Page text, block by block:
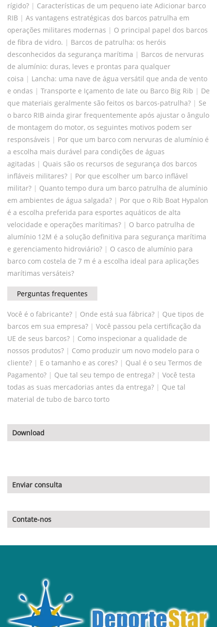
rígido? | Características de um pequeno iate Adicionar barco
RIB | As vantagens estratégicas dos barcos patrulha em
operações militares modernas | O principal papel dos barcos
de fibra de vidro. | Barcos de patrulha: os heróis
desconhecidos da segurança marítima | Barcos de nervuras
de alumínio: duras, leves e prontas para qualquer
coisa | Lancha: uma nave de água versátil que anda de vento
e ondas | Transporte e Içamento de Iate ou Barco Big Rib | De
que materiais geralmente são feitos os barcos-patrulha? | Se
o barco RIB ainda girar frequentemente após ajustar o ângulo
de montagem do motor, os seguintes motivos podem ser
responsáveis | Por que um barco com nervuras de alumínio é
a escolha mais durável para condições de águas
agitadas | Quais são os recursos de segurança dos barcos
infláveis ​​militares? | Por que escolher um barco inflável
militar? | Quanto tempo dura um barco patrulha de alumínio
em ambientes de água salgada? | Por que o Rib Boat Hypalon
é a escolha preferida para esportes aquáticos de alta
velocidade e operações marítimas? | O barco patrulha de
alumínio 12M é a solução definitiva para segurança marítima
e gerenciamento hidroviário? | O casco de alumínio para
barco com costela de 7 m é a escolha ideal para aplicações
marítimas versáteis?
Perguntas frequentes
Você é o fabricante? | Onde está sua fábrica? | Que tipos de
barcos em sua empresa? | Você passou pela certificação da
UE de seus barcos? | Como inspecionar a qualidade de
nossos produtos? | Como produzir um novo modelo para o
cliente? | E o tamanho e as cores? | Qual é o seu Termos de
Pagamento? | Que tal seu tempo de entrega? | Você testa
todas as suas mercadorias antes da entrega? | Que tal
material de tubo de barco torto
Download
Enviar consulta
Contate-nos